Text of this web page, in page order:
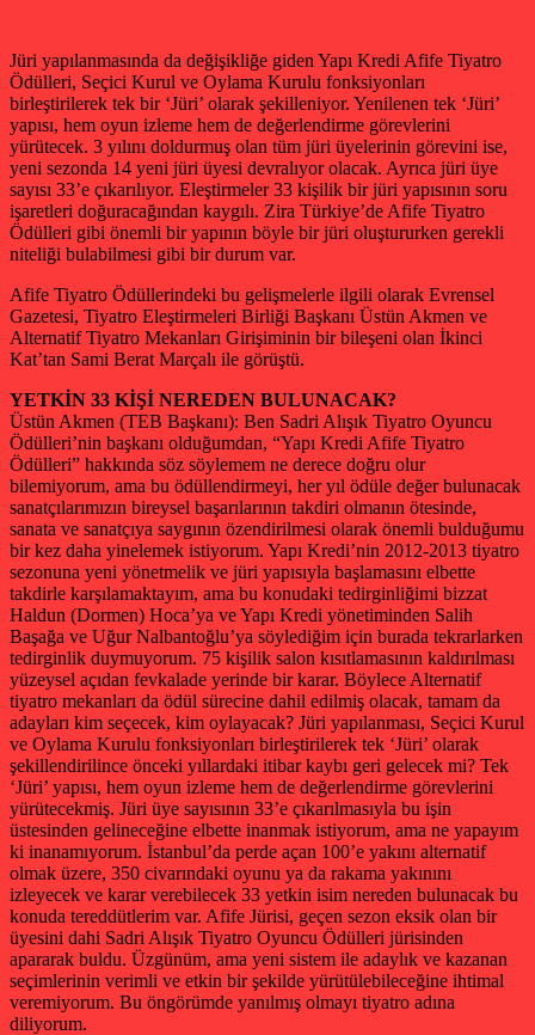
Jüri yapılanmasında da değişikliğe giden Yapı Kredi Afife Tiyatro
Ödülleri, Seçici Kurul ve Oylama Kurulu fonksiyonları
birleştirilerek tek bir ‘Jüri’ olarak şekilleniyor. Yenilenen tek ‘Jüri’
yapısı, hem oyun izleme hem de değerlendirme görevlerini
yürütecek. 3 yılını doldurmuş olan tüm jüri üyelerinin görevini ise,
yeni sezonda 14 yeni jüri üyesi devralıyor olacak. Ayrıca jüri üye
sayısı 33’e çıkarılıyor. Eleştirmeler 33 kişilik bir jüri yapısının soru
işaretleri doğuracağından kaygılı. Zira Türkiye’de Afife Tiyatro
Ödülleri gibi önemli bir yapının böyle bir jüri oluştururken gerekli
niteliği bulabilmesi gibi bir durum var.
Afife Tiyatro Ödüllerindeki bu gelişmelerle ilgili olarak Evrensel
Gazetesi, Tiyatro Eleştirmeleri Birliği Başkanı Üstün Akmen ve
Alternatif Tiyatro Mekanları Girişiminin bir bileşeni olan İkinci
Kat’tan Sami Berat Marçalı ile görüştü.
YETKİN 33 KİŞİ NEREDEN BULUNACAK?
Üstün Akmen (TEB Başkanı): Ben Sadri Alışık Tiyatro Oyuncu
Ödülleri’nin başkanı olduğumdan, “Yapı Kredi Afife Tiyatro
Ödülleri” hakkında söz söylemem ne derece doğru olur
bilemiyorum, ama bu ödüllendirmeyi, her yıl ödüle değer bulunacak
sanatçılarımızın bireysel başarılarının takdiri olmanın ötesinde,
sanata ve sanatçıya saygının özendirilmesi olarak önemli bulduğumu
bir kez daha yinelemek istiyorum. Yapı Kredi’nin 2012-2013 tiyatro
sezonuna yeni yönetmelik ve jüri yapısıyla başlamasını elbette
takdirle karşılamaktayım, ama bu konudaki tedirginliğimi bizzat
Haldun (Dormen) Hoca’ya ve Yapı Kredi yönetiminden Salih
Başağa ve Uğur Nalbantoğlu’ya söylediğim için burada tekrarlarken
tedirginlik duymuyorum. 75 kişilik salon kısıtlamasının kaldırılması
yüzeysel açıdan fevkalade yerinde bir karar. Böylece Alternatif
tiyatro mekanları da ödül sürecine dahil edilmiş olacak, tamam da
adayları kim seçecek, kim oylayacak? Jüri yapılanması, Seçici Kurul
ve Oylama Kurulu fonksiyonları birleştirilerek tek ‘Jüri’ olarak
şekillendirilince önceki yıllardaki itibar kaybı geri gelecek mi? Tek
‘Jüri’ yapısı, hem oyun izleme hem de değerlendirme görevlerini
yürütecekmiş. Jüri üye sayısının 33’e çıkarılmasıyla bu işin
üstesinden gelineceğine elbette inanmak istiyorum, ama ne yapayım
ki inanamıyorum. İstanbul’da perde açan 100’e yakını alternatif
olmak üzere, 350 civarındaki oyunu ya da rakama yakınını
izleyecek ve karar verebilecek 33 yetkin isim nereden bulunacak bu
konuda tereddütlerim var. Afife Jürisi, geçen sezon eksik olan bir
üyesini dahi Sadri Alışık Tiyatro Oyuncu Ödülleri jürisinden
apararak buldu. Üzgünüm, ama yeni sistem ile adaylık ve kazanan
seçimlerinin verimli ve etkin bir şekilde yürütülebileceğine ihtimal
veremiyorum. Bu öngörümde yanılmış olmayı tiyatro adına
diliyorum.